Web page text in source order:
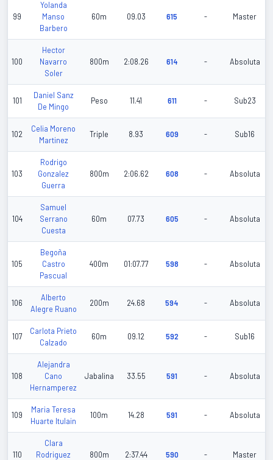
99
Yolanda
Manso
Barbero
60m 09.03 615 - Master
100
Hector
Navarro
Soler
800m 2:08.26 614 - Absoluta
101
Daniel Sanz
De Mingo
Peso 11.41 611 - Sub23
102
Celia Moreno
Martinez
Triple 8.93 609 - Sub16
103
Rodrigo
Gonzalez
Guerra
800m 2:06.62 608 - Absoluta
104
Samuel
Serrano
Cuesta
60m 07.73 605 - Absoluta
105
Begoña
Castro
Pascual
400m 01:07.77 598 - Absoluta
106
Alberto
Alegre Ruano
200m 24.68 594 - Absoluta
107
Carlota Prieto
Calzado
60m 09.12 592 - Sub16
108
Alejandra
Cano
Hernamperez
Jabalina 33.55 591 - Absoluta
109
Maria Teresa
Huarte Itulain
100m 14.28 591 - Absoluta
110
Clara
Rodriguez
800m 2:37.44 590 - Master